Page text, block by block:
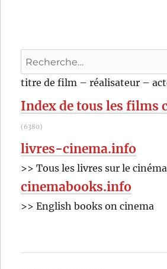
Recherche
pour
titre de film – réalisateur –
Index de tous les films
(6380)
livres-cinema.info
>> Tous les livres sur le cinéma
cinemabooks.info
>> English books on cinema